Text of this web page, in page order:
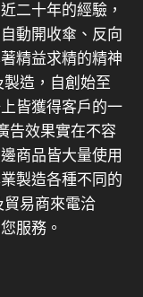
二十年的經驗，
動開收傘、反向
精益求精的精神
造，自創始至
皆獲得客戶的一
告效果實在不容
商品皆大量使用
製造各種不同的
易商來電洽
服務。